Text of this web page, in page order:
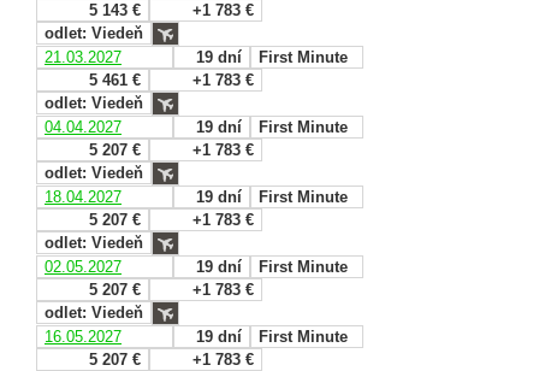
5 143 €
+1 783 €
odlet: Viedeň
21.03.2027
19 dní
First Minute
5 461 €
+1 783 €
odlet: Viedeň
04.04.2027
19 dní
First Minute
5 207 €
+1 783 €
odlet: Viedeň
18.04.2027
19 dní
First Minute
5 207 €
+1 783 €
odlet: Viedeň
02.05.2027
19 dní
First Minute
5 207 €
+1 783 €
odlet: Viedeň
16.05.2027
19 dní
First Minute
5 207 €
+1 783 €